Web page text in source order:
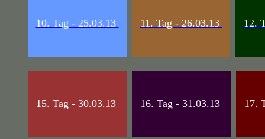
10. Tag - 25.03.13 11. Tag - 26.03.13 12.
15. Tag - 30.03.13 16. Tag - 31.03.13 17.